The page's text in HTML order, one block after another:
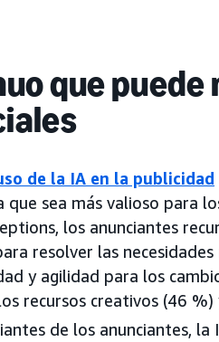
que puede
de la IA en la publicidad
sea más valioso para
los anunciantes
resolver las necesidades
y agilidad para los
recursos creativos (46
de los anunciantes,